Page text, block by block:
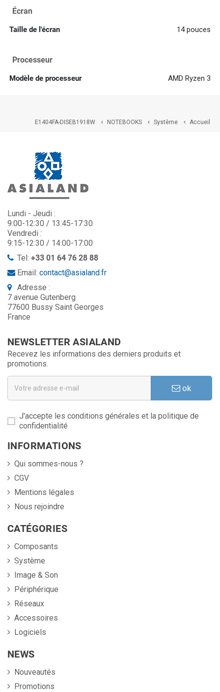
Écran
Taille de l'écran 14 pouces
Processeur
Modèle de processeur AMD Ryzen 3
Accueil

Système

NOTEBOOKS

E1404FA-DISEB1918W
Lundi - Jeudi :
9:00-12:30 / 13:45-17:30
Vendredi :
9:15-12:30 / 14:00-17:00
Tel: +33 01 64 76 28 88
Email: contact@asialand.fr
Adresse :
7 avenue Gutenberg
77600 Bussy Saint Georges
France
NEWSLETTER ASIALAND
Recevez les informations des derniers produits et
promotions.
ok
J'accepte les conditions générales et la politique de
confidentialité
INFORMATIONS
Qui sommes-nous ?
CGV
Mentions légales
Nous rejoindre
CATÉGORIES
Composants
Système
Image & Son
Périphérique
Réseaux
Accessoires
Logiciels
NEWS
Nouveautés
Promotions